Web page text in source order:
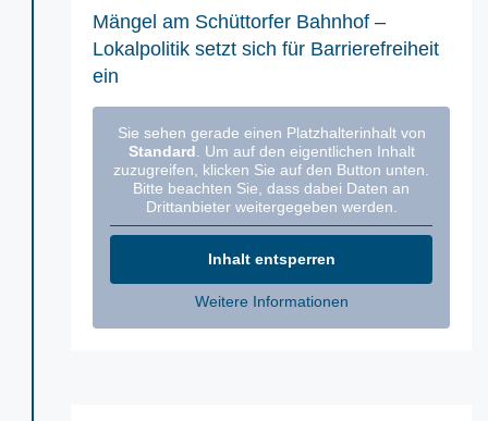
Mängel am Schüttorfer Bahnhof –
Lokalpolitik setzt sich für Barrierefreiheit
ein
Sie sehen gerade einen Platzhalterinhalt von
Standard. Um auf den eigentlichen Inhalt
zuzugreifen, klicken Sie auf den Button unten.
Bitte beachten Sie, dass dabei Daten an
Drittanbieter weitergegeben werden.
Inhalt entsperren
Weitere Informationen